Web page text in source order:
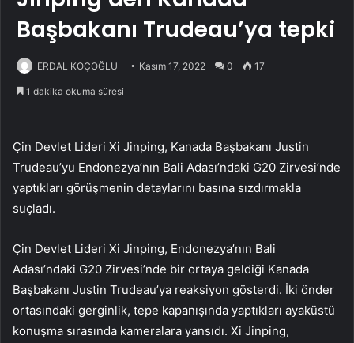
Başbakanı Trudeau’ya tepki
ERDAL KOÇOĞLU Kasım 17, 2022 0 17
1 dakika okuma süresi
Çin Devlet Lideri Xi Jinping, Kanada Başbakanı Justin
Trudeau’yu Endonezya’nın Bali Adası’ndaki G20 Zirvesi’nde
yaptıkları görüşmenin detaylarını basına sızdırmakla
suçladı.
Çin Devlet Lideri Xi Jinping, Endonezya’nın Bali
Adası’ndaki G20 Zirvesi’nde bir ortaya geldiği Kanada
Başbakanı Justin Trudeau’ya reaksiyon gösterdi. İki önder
ortasındaki gerginlik, tepe kapanışında yaptıkları ayaküstü
konuşma sırasında kameralara yansıdı. Xi Jinping,